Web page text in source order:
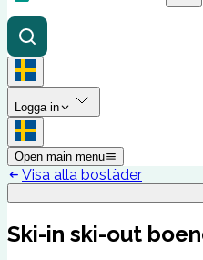
Logga in
Open main menu
Visa alla bostäder
Ski-in ski-out